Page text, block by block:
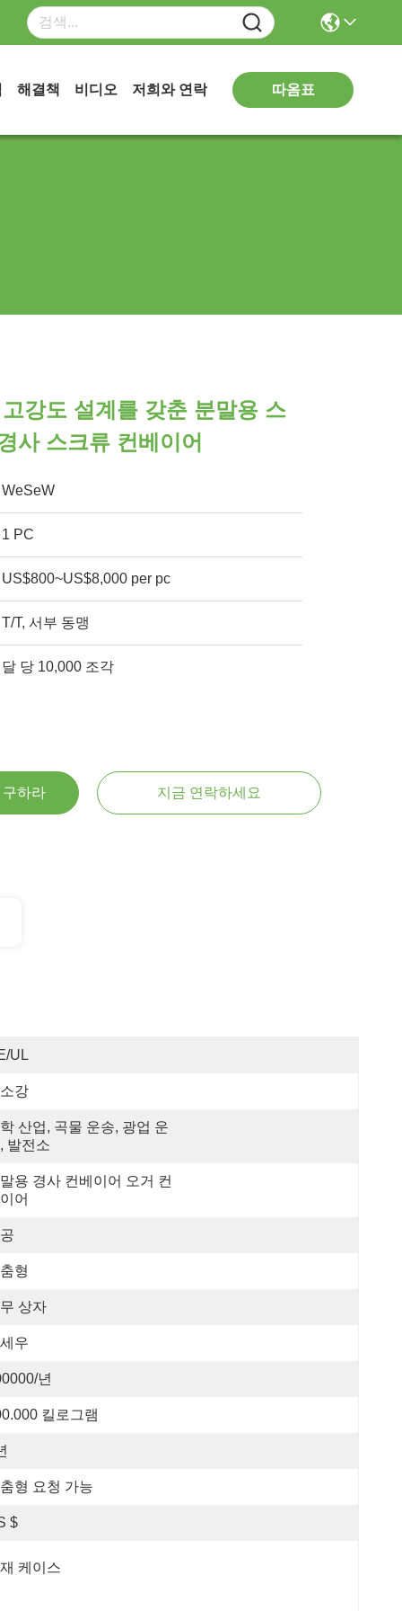
해결책 비디오 저희와 연락 따옴표
강도 설계를 갖춘 분말용 스
사 스크류 컨베이어
WeSeW
1 PC
US$800~US$8,000 per pc
T/T, 서부 동맹
달 당 10,000 조각
하라 지금 연락하세요
UL
강
산업, 곡물 운송, 광업 운
발전소
용 경사 컨베이어 오거 컨
어
형
상자
우
년
킬로그램
형 요청 가능
$
케이스